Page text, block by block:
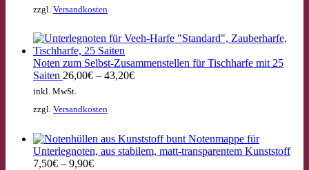
zzgl. Versandkosten
Noten zum Selbst-Zusammenstellen für Tischharfe mit 25
Saiten 26,00€ – 43,20€
inkl. MwSt.
zzgl. Versandkosten
Notenmappe für
Unterlegnoten, aus stabilem, matt-transparentem Kunststoff
7,50€ – 9,90€